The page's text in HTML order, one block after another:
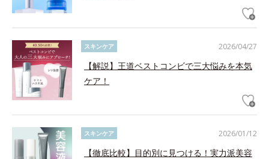
2026/04/27
スキンケア
【解説】王道ベストコンビで三大悩みを本気
ケア！
2026/01/12
スキンケア
【徹底比較】目的別に見つける！実力派美容